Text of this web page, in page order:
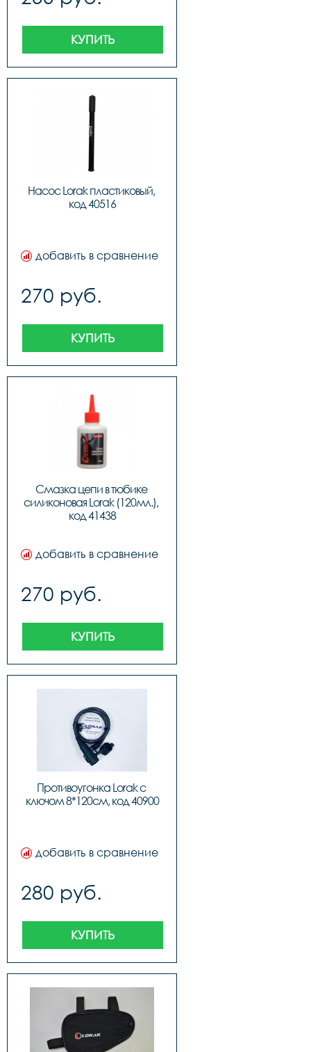
КУПИТЬ
Насос Lorak пластиковый,
код 40516
добавить в сравнение
270 руб.
КУПИТЬ
Смазка цепи в тюбике
силиконовая Lorak (120мл.),
код 41438
добавить в сравнение
270 руб.
КУПИТЬ
Противоугонка Lorak с
ключом 8*120см, код 40900
добавить в сравнение
280 руб.
КУПИТЬ